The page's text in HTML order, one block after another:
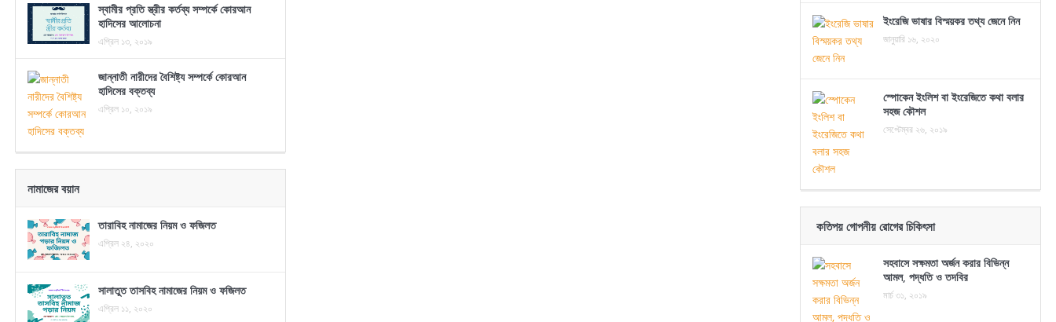
স্বামীর প্রতি স্ত্রীর কর্তব্য সম্পর্কে কোরআন
হাদিসের আলোচনা
এপ্রিল ১৩, ২০১৯
জান্নাতী নারীদের বৈশিষ্ট্য সম্পর্কে কোরআন
হাদিসের বক্তব্য
এপ্রিল ১০, ২০১৯
নামাজের বয়ান
তারাবিহ নামাজের নিয়ম ও ফজিলত
এপ্রিল ২৪, ২০২০
সালাতুত তাসবিহ নামাজের নিয়ম ও ফজিলত
এপ্রিল ১১, ২০২০
ইংরেজি ভাষার বিস্ময়কর তথ্য জেনে নিন
জানুয়ারি ১৬, ২০২০
স্পোকেন ইংলিশ বা ইংরেজিতে কথা বলার
সহজ কৌশল
সেপ্টেম্বর ২৬, ২০১৯
কতিপয় গোপনীয় রোগের চিকিৎসা
সহবাসে সক্ষমতা অর্জন করার বিভিন্ন
আমল, পদ্ধতি ও তদবির
মার্চ ৩১, ২০১৯